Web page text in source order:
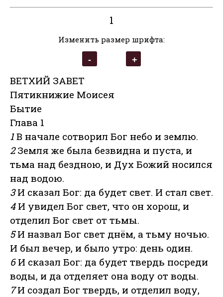
1
Изменить размер шрифта:
ВЕТХИЙ ЗАВЕТ
Пятикнижие Моисея
Бытие
Глава 1
1В начале сотворил Бог небо и землю.
2Земля же была безвидна и пуста, и
тьма над бездною, и Дух Божий носился
над водою.
3И сказал Бог: да будет свет. И стал свет.
4И увидел Бог свет, что он хорош, и
отделил Бог свет от тьмы.
5И назвал Бог свет днём, а тьму ночью.
И был вечер, и было утро: день один.
6И сказал Бог: да будет твердь посреди
воды, и да отделяет она воду от воды.
7И создал Бог твердь, и отделил воду,